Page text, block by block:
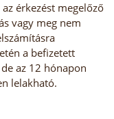
érkezést megelőző
vagy meg nem
a befizetett
az 12 hónapon
lelakható.